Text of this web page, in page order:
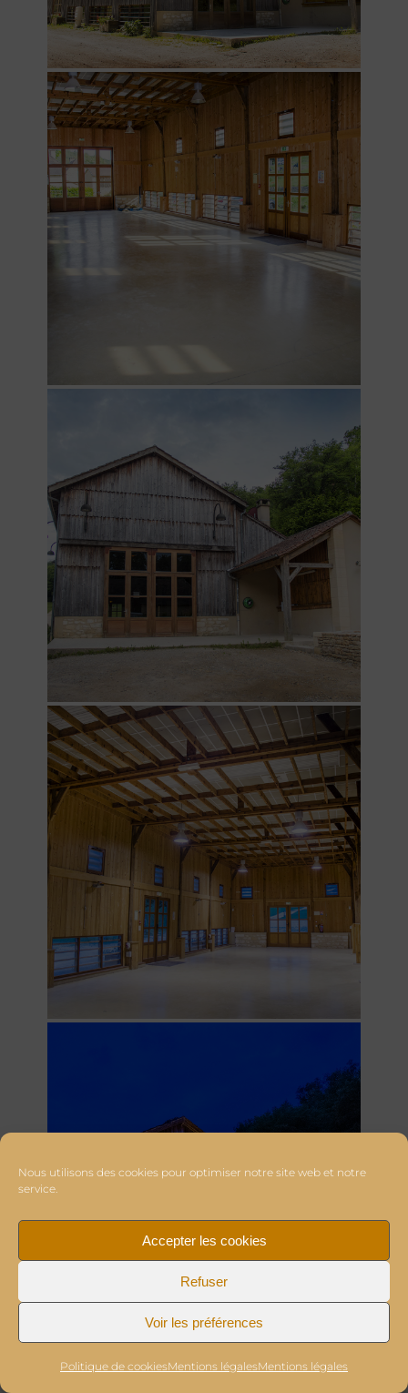
Nous utilisons des cookies pour optimiser notre site web et notre
service.
Accepter les cookies
Refuser
Voir les préférences
Politique de cookiesMentions légalesMentions légales